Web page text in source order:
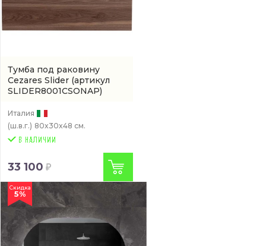
Тумба под раковину
Cezares Slider (артикул
SLIDER8001CSONAP)
Италия
(ш.в.г.) 80x30x48 см.
33 100
Скидка
5%